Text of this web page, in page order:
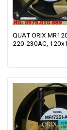
QUẠT ORIX
220-230AC,